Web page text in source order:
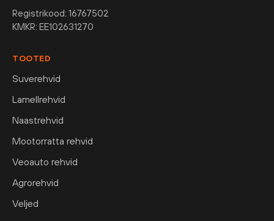
Registrikood: 16767502
KMKR: EE102631270
TOOTED
Suverehvid
Lamellrehvid
Naastrehvid
Mootorratta rehvid
Veoauto rehvid
Agrorehvid
Veljed